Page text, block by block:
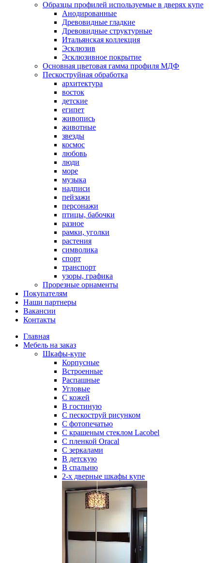
Образцы профилей используемые в дверях купе
Анодированные
Древовидные гладкие
Древовидные структурные
Итальянская коллекция
Эсклюзив
Эсклюзивное покрытие
Основная цветовая гамма профиля МДФ
Пескоструйная обработка
архитектура
восток
детские
египет
живопись
животные
звезды
космос
любовь
люди
море
музыка
надписи
пейзажи
персонажи
птицы, бабочки
разное
рамки, уголки
растения
символика
спорт
транспорт
узоры, графика
Прорезные орнаменты
Покупателям
Наши партнеры
Вакансии
Контакты
Главная
Мебель на заказ
Шкафы-купе
Корпусные
Встроенные
Распашные
Угловые
С кожей
В гостиную
С пескоструй рисунком
С фотопечатью
С крашеным стеклом Lacobel
С пленкой Oracal
С зеркалами
В детскую
В спальню
2-х дверные шкафы купе